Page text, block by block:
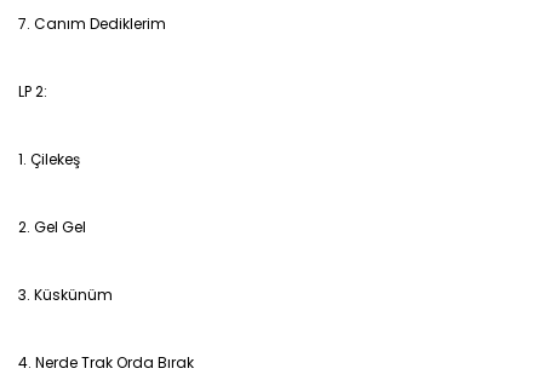
7. Canım Dediklerim
LP 2:
1. Çilekeş
2. Gel Gel
3. Küskünüm
4. Nerde Trak Orda Bırak